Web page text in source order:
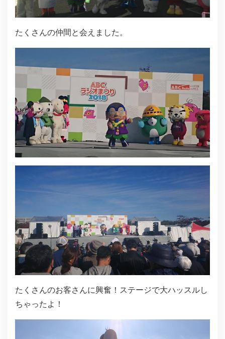
たくさんの仲間と会えました。
たくさんのお客さんに興奮！ステージで大ハッスルし
ちゃったよ！